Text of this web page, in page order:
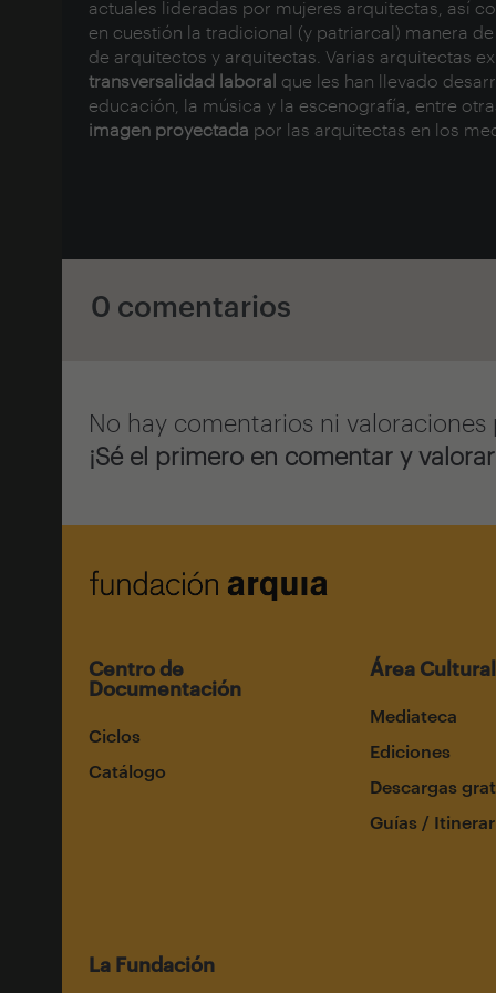
actuales lideradas por mujeres arquitectas, así
en cuestión la tradicional (y patriarcal) manera
de arquitectos y arquitectas. Varias arquitectas
transversalidad laboral que les han llevado
educación, la música y la escenografía, entre
imagen proyectada por las arquitectas en los
0 comentarios
No hay comentarios ni
¡Sé el primero en comentar y
Centro de
Documentación
Ciclos
Catálogo
Área Cultural
Mediateca
Ediciones
Descargas
Guías /
La Fundación